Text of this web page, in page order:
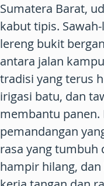
Sumatera Barat,
kabut tipis.
lereng bukit
antara jalan
tradisi yang terus
irigasi batu, dan
membantu panen.
pemandangan
rasa yang tumbuh
hampir hilang,